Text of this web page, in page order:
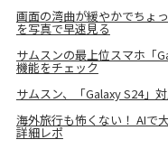
画面の湾曲が緩やかでちょ
を写真で早速見る
サムスンの最上位スマホ「
機能をチェック
サムスン、「Galaxy S24」
海外旅行も怖くない！ AIで
詳細レポ